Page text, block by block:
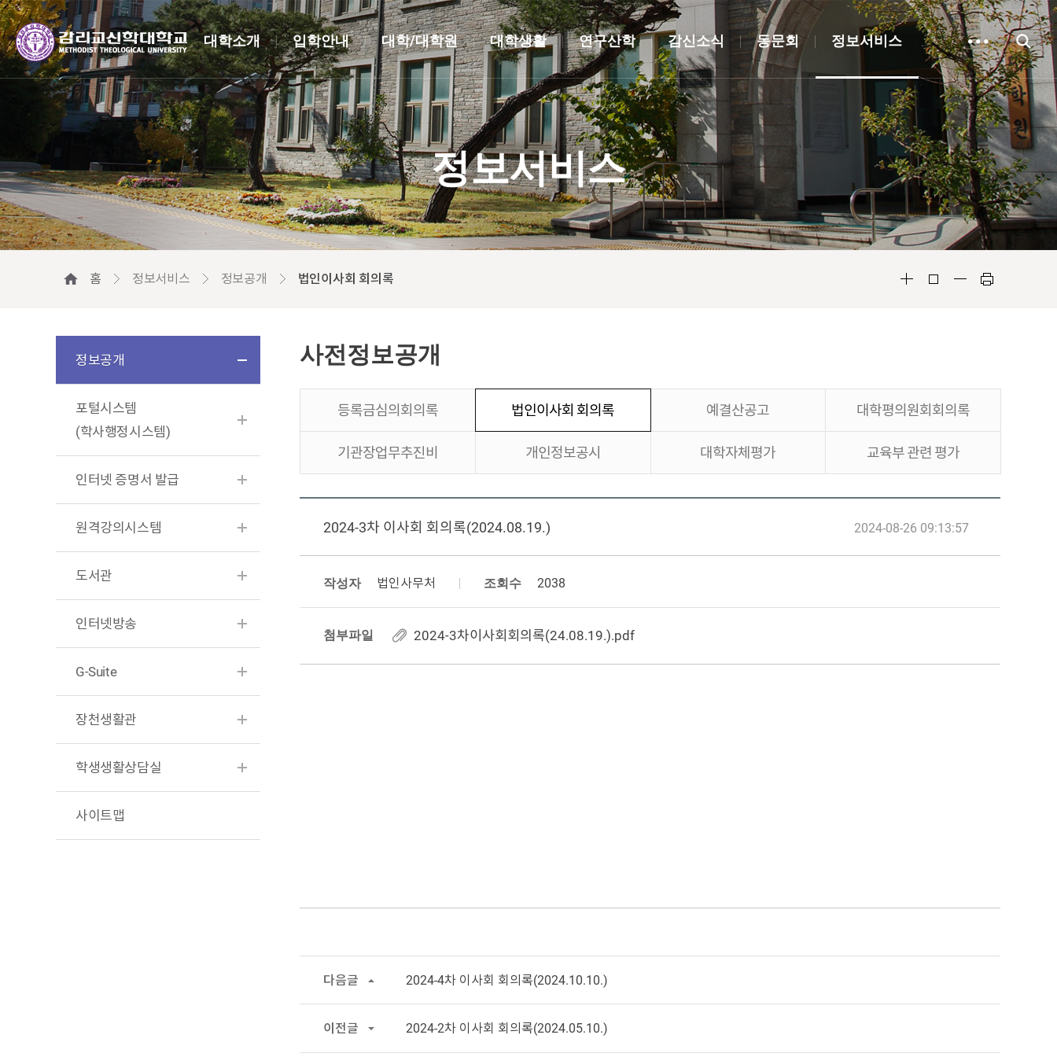
대학소개 입학안내 대학/대학원 대학생활 연구산학 감신소식 동문회 정보서비스
정보서비스
홈 정보서비스 정보공개 법인이사회 회의록
정보공개
포털시스템
(학사행정시스템)
인터넷 증명서 발급
원격강의시스템
도서관
인터넷방송
G-Suite
장천생활관
학생생활상담실
사이트맵
사전정보공개
등록금심의회의록 법인이사회 회의록 예결산공고 대학평의원회회의록
기관장업무추진비 개인정보공시 대학자체평가 교육부 관련 평가
2024-3차 이사회 회의록(2024.08.19.)
작성자 법인사무처
2024-08-26 09:13:57
조회수 2038
첨부파일 2024-3차이사회회의록(24.08.19.).pdf
다음글 2024-4차 이사회 회의록(2024.10.10.)
이전글 2024-2차 이사회 회의록(2024.05.10.)